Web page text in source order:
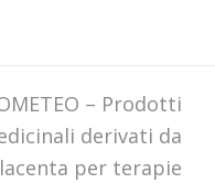
– Prodotti
derivati da
per terapie